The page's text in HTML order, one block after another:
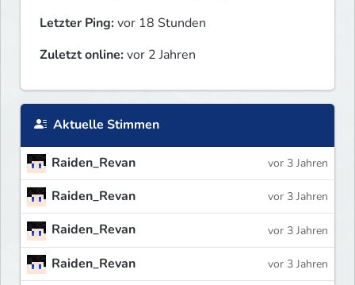
Letzter Ping:vor 18 Stunden
Zuletzt online:vor 2 Jahren
Aktuelle Stimmen
Raiden_Revan vor 3 Jahren
Raiden_Revan vor 3 Jahren
Raiden_Revan vor 3 Jahren
Raiden_Revan vor 3 Jahren